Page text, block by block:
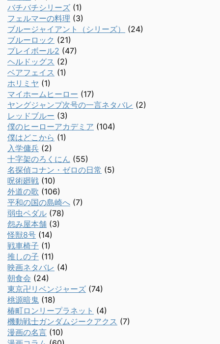
バチバチシリーズ (1)
フェルマーの料理 (3)
ブルージャイアント（シリーズ）
(24)
ブルーロック (21)
プレイボール2 (47)
ヘルドッグス (2)
ベアフェイス (1)
ホリミヤ (1)
マイホームヒーロー (17)
ヤングジャンプ次号の一言ネタバレ (2)
レッドブルー (3)
僕のヒーローアカデミア (104)
僕はどこから (1)
入学傭兵 (2)
十字架のろくにん (55)
名探偵コナン・ゼロの日常 (5)
呪術廻戦 (10)
外道の歌 (106)
平和の国の島崎へ (7)
弱虫ペダル (78)
怨み屋本舗 (3)
怪獣8号 (14)
戦車椅子 (1)
推しの子 (11)
映画ネタバレ (4)
朝食会 (24)
東京卍リベンジャーズ (74)
桃源暗鬼 (18)
椿町ロンリープラネット (4)
機動戦士ガンダムジークアクス (7)
漫画の名言 (10)